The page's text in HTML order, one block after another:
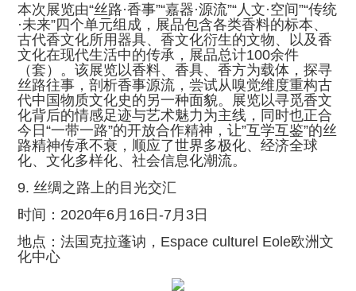
本次展览由“丝路·香事”“嘉器·源流”“人文·空间”“传统
·未来”四个单元组成，展品包含各类香料的标本、
古代香文化所用器具、香文化衍生的文物、以及香
文化在现代生活中的传承，展品总计100余件
（套）。该展览以香料、香具、香方为载体，探寻
丝路往事，剖析香事源流，尝试从嗅觉维度重构古
代中国物质文化史的另一种面貌。展览以寻觅香文
化背后的情感足迹与艺术魅力为主线，同时也正合
今日“一带一路”的开放合作精神，让”互学互鉴”的丝
路精神传承不衰，顺应了世界多极化、经济全球
化、文化多样化、社会信息化潮流。
9. 丝绸之路上的目光交汇
时间：2020年6月16日-7月3日
地点：法国克拉蓬讷，Espace culturel Eole欧洲文
化中心